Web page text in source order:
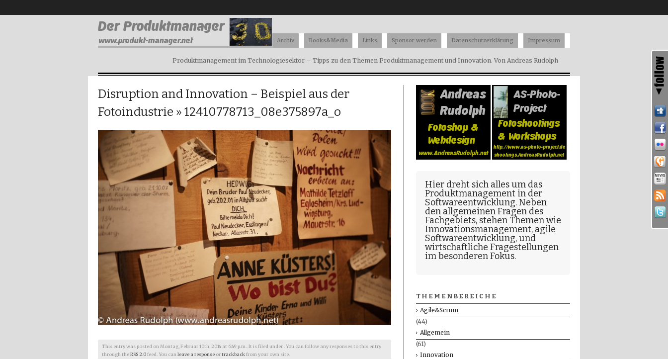
Produktmanagement im Technologiesektor – Tipps zu den Themen Produktmanagement und Innovation. Von Andreas Rudolph
Archiv Books&Media Links Sponsor werden Datenschutzerklärung Impressum
Disruption and Innovation – Beispiel aus der
Fotoindustrie » 12410778713_08e375897a_o
This entry was posted on Montag, Februar 10th, 2014 at 6:49 p.m.. It is filed under . You can follow any responses to this entry
through theRSS 2.0feed. You can leave a response ortrackbackfrom your own site.
Hier dreht sich alles um das
Produktmanagement in der
Softwareentwicklung. Neben
den allgemeinen Fragen des
Fachgebiets, stehen Themen wie
Innovationsmanagement, agile
Softwareentwicklung, und
wirtschaftliche Fragestellungen
im besonderen Fokus.
THEMENBEREICHE
Agile&Scrum
(44)
Allgemein
(61)
Innovation